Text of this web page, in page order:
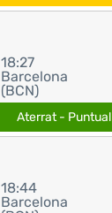
18:27
Barcelona
(BCN)
Aterrat - Puntual
18:44
Barcelona